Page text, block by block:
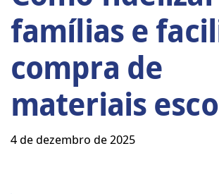
famílias e
compra de
materiais
4 de dezembro de 2025